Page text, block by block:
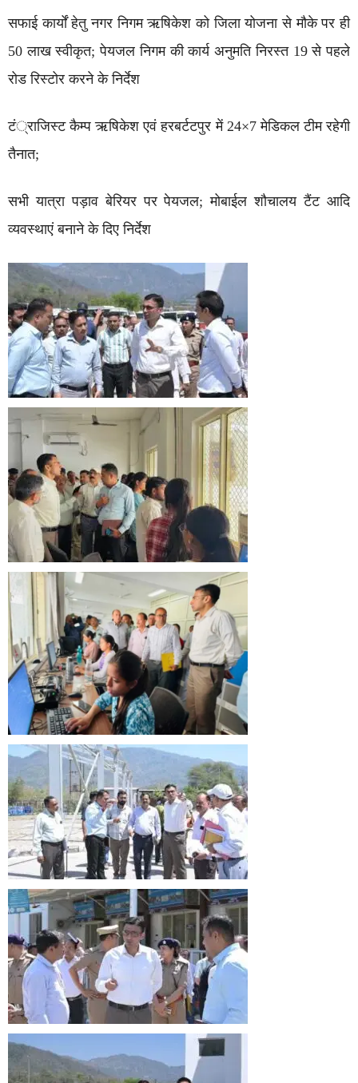
सफाई कार्यों हेतु नगर निगम ऋषिकेश को जिला योजना से मौके पर ही
50 लाख स्वीकृत; पेयजल निगम की कार्य अनुमति निरस्त 19 से पहले
रोड रिस्टोर करने के निर्देश
टं्राजिस्ट कैम्प ऋषिकेश एवं हरबर्टटपुर में 24×7 मेडिकल टीम रहेगी
तैनात;
सभी यात्रा पड़ाव बेरियर पर पेयजल; मोबाईल शौचालय टैंट आदि
व्यवस्थाएं बनाने के दिए निर्देश